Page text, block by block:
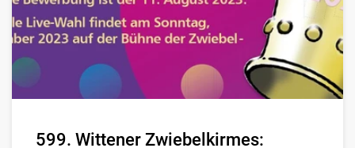
599. Wittener Zwiebelkirmes: